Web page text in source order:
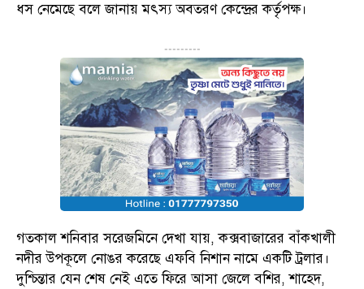
ধস নেমেছে বলে জানায় মৎস্য অবতরণ কেন্দ্রের কর্তৃপক্ষ।
---------
গতকাল শনিবার সরেজমিনে দেখা যায়, কক্সবাজারের বাঁকখালী
নদীর উপকূলে নোঙর করেছে এফবি নিশান নামে একটি ট্রলার।
দুশ্চিন্তার যেন শেষ নেই এতে ফিরে আসা জেলে বশির, শাহেদ,